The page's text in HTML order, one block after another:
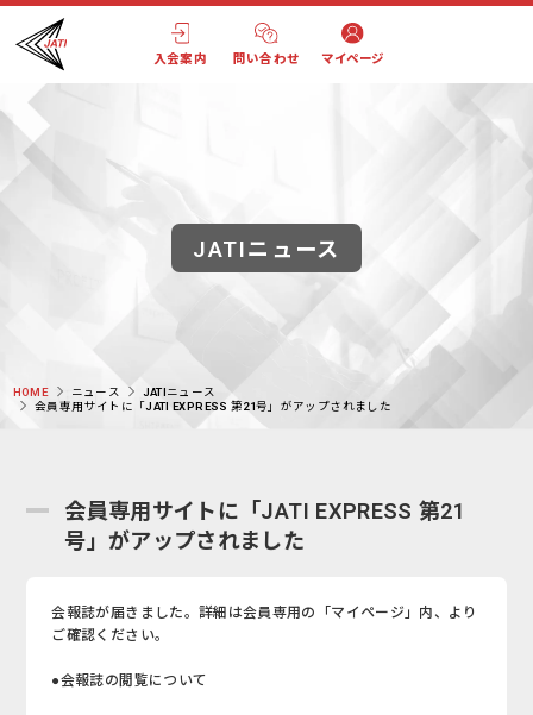
入会案内 問い合わせ マイページ
JATIニュース
HOME ニュース
JATIニュース
会員専用サイトに「JATI EXPRESS 第21号」がアップされました
会員専用サイトに「JATI EXPRESS 第21
号」がアップされました
会報誌が届きました。詳細は会員専用の「マイページ」内、より
ご確認ください。
●会報誌の閲覧について